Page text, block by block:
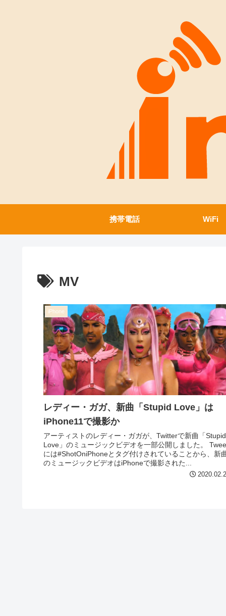
携帯電話 WiFi
MV
iPhone
レディー・ガガ、新曲「Stupid Love」は
iPhone11で撮影か
アーティストのレディー・ガガが、Twitterで新曲「Stupid
Love」のミュージックビデオを一部公開しました。
には#ShotOniPhoneとタグ付けされていることから、新
のミュージックビデオはiPhoneで撮影された...